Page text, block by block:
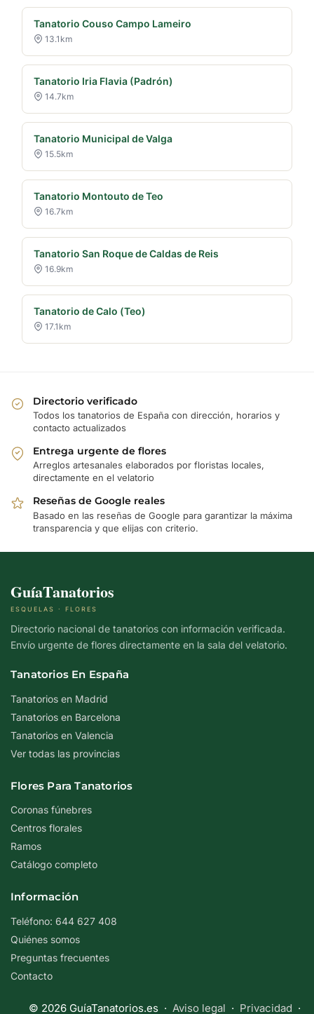
Tanatorio Couso Campo Lameiro
13.1km
Tanatorio Iria Flavia (Padrón)
14.7km
Tanatorio Municipal de Valga
15.5km
Tanatorio Montouto de Teo
16.7km
Tanatorio San Roque de Caldas de Reis
16.9km
Tanatorio de Calo (Teo)
17.1km
Directorio verificado
Todos los tanatorios de España con dirección, horarios y
contacto actualizados
Entrega urgente de flores
Arreglos artesanales elaborados por floristas locales,
directamente en el velatorio
Reseñas de Google reales
Basado en las reseñas de Google para garantizar la máxima
transparencia y que elijas con criterio.
GuíaTanatorios
ESQUELAS · FLORES
Directorio nacional de tanatorios con información verificada.
Envío urgente de flores directamente en la sala del velatorio.
Tanatorios En España
Tanatorios en Madrid
Tanatorios en Barcelona
Tanatorios en Valencia
Ver todas las provincias
Flores Para Tanatorios
Coronas fúnebres
Centros florales
Ramos
Catálogo completo
Información
Teléfono: 644 627 408
Quiénes somos
Preguntas frecuentes
Contacto
© 2026 GuíaTanatorios.es · Aviso legal · Privacidad ·